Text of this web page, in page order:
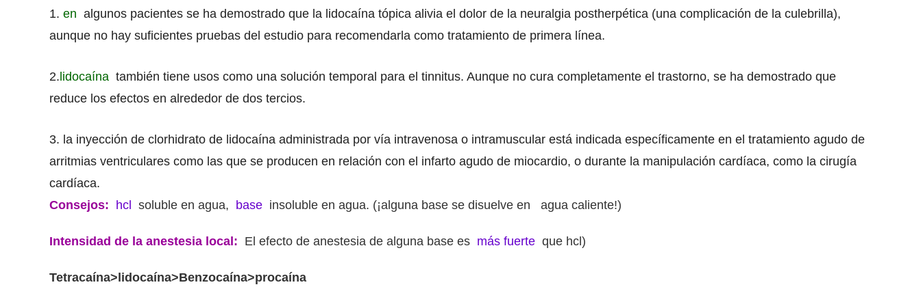
1. en algunos pacientes se ha demostrado que la lidocaína tópica alivia el dolor de la neuralgia postherpética (una complicación de la culebrilla),
aunque no hay suficientes pruebas del estudio para recomendarla como tratamiento de primera línea.
2. lidocaína también tiene usos como una solución temporal para el tinnitus. Aunque no cura completamente el trastorno, se ha demostrado que
reduce los efectos en alrededor de dos tercios.
3. la inyección de clorhidrato de lidocaína administrada por vía intravenosa o intramuscular está indicada específicamente en el tratamiento agudo de
arritmias ventriculares como las que se producen en relación con el infarto agudo de miocardio, o durante la manipulación cardíaca, como la cirugía
cardíaca.
Consejos:
hcl soluble en agua, base insoluble en agua. (¡alguna base se disuelve en agua caliente!)
Intensidad de la anestesia local: El efecto de anestesia de alguna base es más fuerte que hcl)
Tetracaína>lidocaína>Benzocaína>procaína